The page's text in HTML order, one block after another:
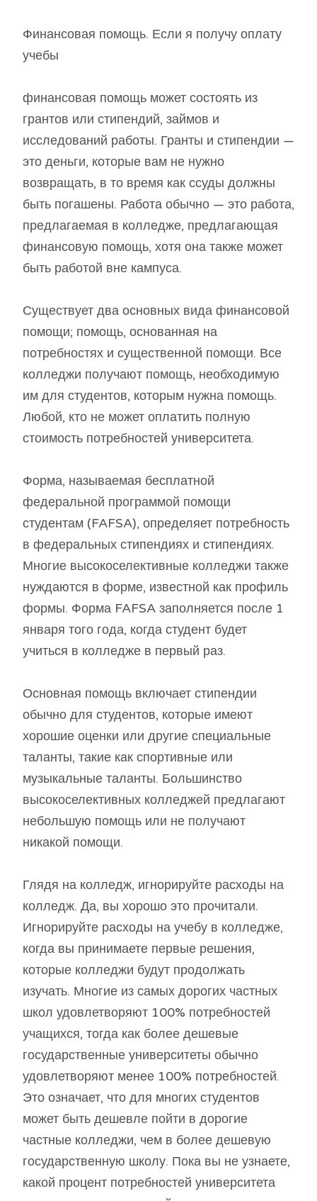
Финансовая помощь. Если я получу оплату
учебы
финансовая помощь может состоять из
грантов или стипендий, займов и
исследований работы. Гранты и стипендии —
это деньги, которые вам не нужно
возвращать, в то время как ссуды должны
быть погашены. Работа обычно — это работа,
предлагаемая в колледже, предлагающая
финансовую помощь, хотя она также может
быть работой вне кампуса.
Существует два основных вида финансовой
помощи; помощь, основанная на
потребностях и существенной помощи. Все
колледжи получают помощь, необходимую
им для студентов, которым нужна помощь.
Любой, кто не может оплатить полную
стоимость потребностей университета.
Форма, называемая бесплатной
федеральной программой помощи
студентам (FAFSA), определяет потребность
в федеральных стипендиях и стипендиях.
Многие высокоселективные колледжи также
нуждаются в форме, известной как профиль
формы. Форма FAFSA заполняется после 1
января того года, когда студент будет
учиться в колледже в первый раз.
Основная помощь включает стипендии
обычно для студентов, которые имеют
хорошие оценки или другие специальные
таланты, такие как спортивные или
музыкальные таланты. Большинство
высокоселективных колледжей предлагают
небольшую помощь или не получают
никакой помощи.
Глядя на колледж, игнорируйте расходы на
колледж. Да, вы хорошо это прочитали.
Игнорируйте расходы на учебу в колледже,
когда вы принимаете первые решения,
которые колледжи будут продолжать
изучать. Многие из самых дорогих частных
школ удовлетворяют 100% потребностей
учащихся, тогда как более дешевые
государственные университеты обычно
удовлетворяют менее 100% потребностей.
Это означает, что для многих студентов
может быть дешевле пойти в дорогие
частные колледжи, чем в более дешевую
государственную школу. Пока вы не узнаете,
какой процент потребностей университета